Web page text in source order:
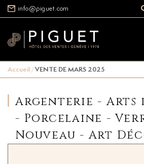
info@piguet.com
Accueil/VENTE DE MARS 2025
Argenterie - Arts
- Porcelaine -
Nouveau - Art